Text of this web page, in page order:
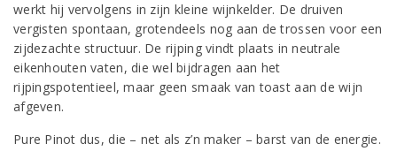
werkt hij vervolgens in zijn kleine wijnkelder. De druiven
vergisten spontaan, grotendeels nog aan de trossen voor een
zijdezachte structuur. De rijping vindt plaats in neutrale
eikenhouten vaten, die wel bijdragen aan het
rijpingspotentieel, maar geen smaak van toast aan de wijn
afgeven.
Pure Pinot dus, die – net als z’n maker – barst van de energie.